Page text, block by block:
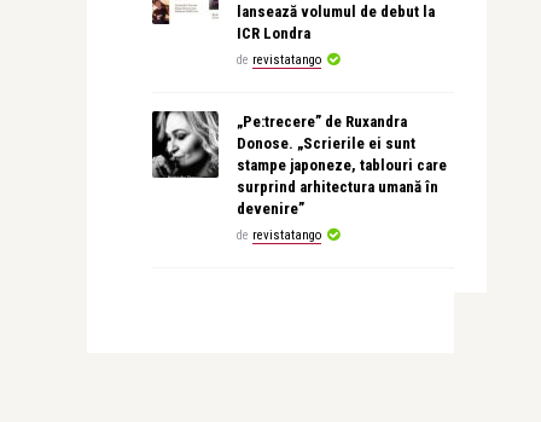
lansează volumul de debut la
ICR Londra
de revistatango
„Pe:trecere” de Ruxandra
Donose. „Scrierile ei sunt
stampe japoneze, tablouri care
surprind arhitectura umană în
devenire”
de revistatango